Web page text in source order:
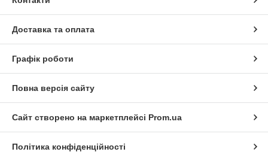
Доставка та оплата
Графік роботи
Повна версія сайту
Сайт створено на маркетплейсі Prom.ua
Політика конфіденційності